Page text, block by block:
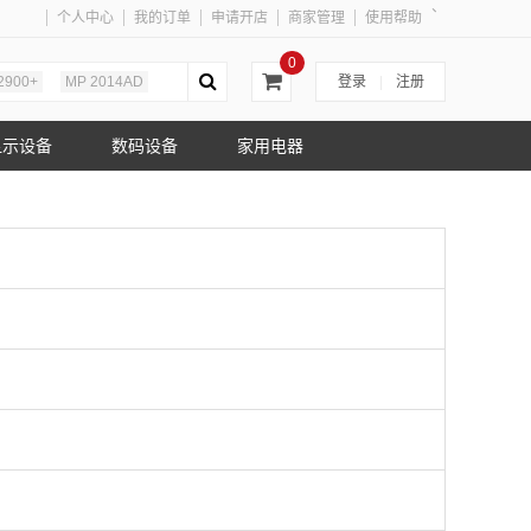
个人中心
、
我的订单 申请开店 商家管理 使用帮助
登录 注册
0
MP 2014AD
设备 数码设备 家用电器